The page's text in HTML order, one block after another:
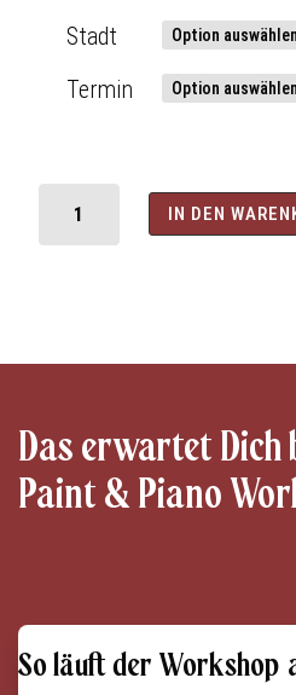
Stadt
Termin
Wine,
IN DEN
Das erwartet Dich
Paint & Piano
So läuft der Workshop